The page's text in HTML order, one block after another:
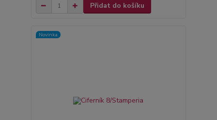
Přidat do košíku
Novinka